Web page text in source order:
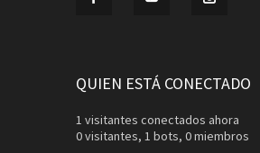
QUIEN ESTÁ CONECTADO
1 visitantes conectados ahora
0 visitantes, 1 bots, 0 miembros